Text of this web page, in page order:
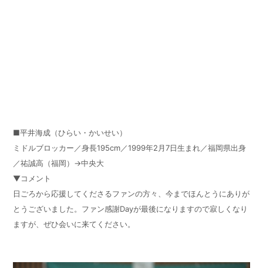
■平井海成（ひらい・かいせい）
ミドルブロッカー／身長195cm／1999年2月7日生まれ／福岡県出身
／祐誠高（福岡）→中央大
▼コメント
日ごろから応援してくださるファンの方々、今までほんとうにありが
とうございました。ファン感謝Dayが最後になりますので寂しくなり
ますが、ぜひ会いに来てください。